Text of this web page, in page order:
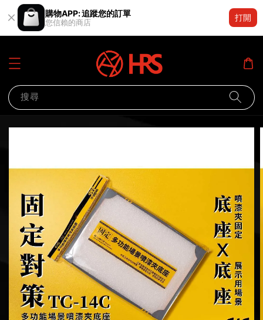
購物APP: 追蹤您的訂單
您信賴的商店
打開
搜尋